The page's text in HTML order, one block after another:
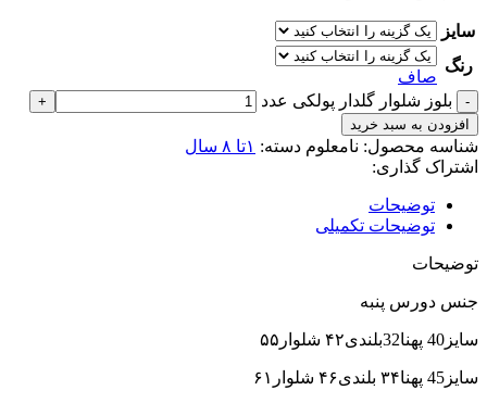
سایز
رنگ
صاف
بلوز شلوار گلدار پولکی عدد
افزودن به سبد خرید
شناسه محصول: نامعلوم دسته: ۱تا ۸ سال
اشتراک گذاری:
توضیحات
توضیحات تکمیلی
توضیحات
جنس دورس پنبه
سایز40 پهنا32بلندی۴۲ شلوار۵۵
سایز45 پهنا۳۴ بلندی۴۶ شلوار۶۱